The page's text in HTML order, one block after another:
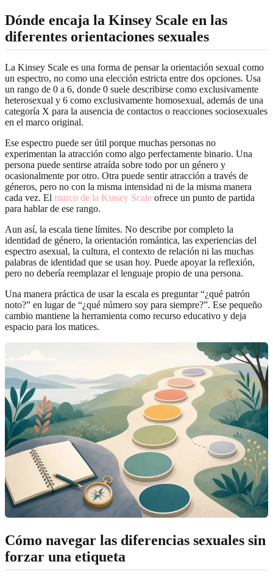
Dónde encaja la Kinsey Scale en las
diferentes orientaciones sexuales
La Kinsey Scale es una forma de pensar la orientación sexual como
un espectro, no como una elección estricta entre dos opciones. Usa
un rango de 0 a 6, donde 0 suele describirse como exclusivamente
heterosexual y 6 como exclusivamente homosexual, además de una
categoría X para la ausencia de contactos o reacciones sociosexuales
en el marco original.
Ese espectro puede ser útil porque muchas personas no
experimentan la atracción como algo perfectamente binario. Una
persona puede sentirse atraída sobre todo por un género y
ocasionalmente por otro. Otra puede sentir atracción a través de
géneros, pero no con la misma intensidad ni de la misma manera
cada vez. El marco de la Kinsey Scale ofrece un punto de partida
para hablar de ese rango.
Aun así, la escala tiene límites. No describe por completo la
identidad de género, la orientación romántica, las experiencias del
espectro asexual, la cultura, el contexto de relación ni las muchas
palabras de identidad que se usan hoy. Puede apoyar la reflexión,
pero no debería reemplazar el lenguaje propio de una persona.
Una manera práctica de usar la escala es preguntar “¿qué patrón
noto?” en lugar de “¿qué número soy para siempre?”. Ese pequeño
cambio mantiene la herramienta como recurso educativo y deja
espacio para los matices.
Cómo navegar las diferencias sexuales sin
forzar una etiqueta